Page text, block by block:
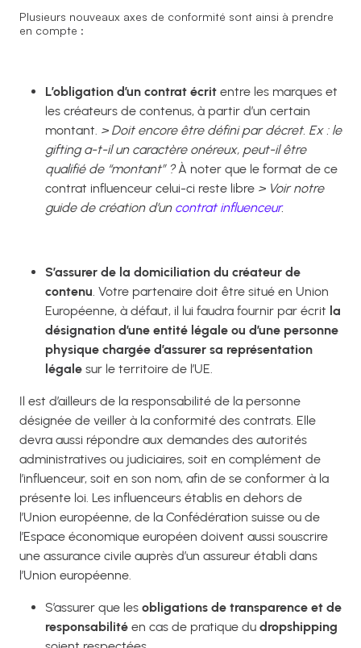
Plusieurs nouveaux axes de conformité sont ainsi à prendre
en compte :
L’obligation d’un contrat écrit entre les marques et
les créateurs de contenus, à partir d’un certain
montant. > Doit encore être défini par décret. Ex : le
gifting a-t-il un caractère onéreux, peut-il être
qualifié de “montant” ? À noter que le format de ce
contrat influenceur celui-ci reste libre > Voir notre
guide de création d’un contrat influenceur.
S’assurer de la domiciliation du créateur de
contenu . Votre partenaire doit être situé en Union
Européenne, à défaut, il lui faudra fournir par écrit la
désignation d’une entité légale ou d’une personne
physique chargée d’assurer sa représentation
légale sur le territoire de l’UE.
Il est d’ailleurs de la responsabilité de la personne
désignée de veiller à la conformité des contrats. Elle
devra aussi répondre aux demandes des autorités
administratives ou judiciaires, soit en complément de
l’influenceur, soit en son nom, afin de se conformer à la
présente loi. Les influenceurs établis en dehors de
l’Union européenne, de la Confédération suisse ou de
l’Espace économique européen doivent aussi souscrire
une assurance civile auprès d’un assureur établi dans
l’Union européenne.
S’assurer que les obligations de transparence et de
responsabilité en cas de pratique du dropshipping